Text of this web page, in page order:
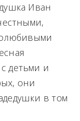
Иван
детьми и
они
в том